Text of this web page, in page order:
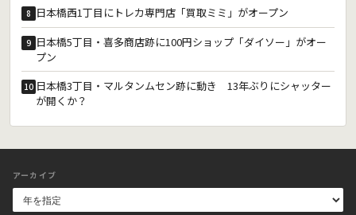
8 日本橋西1丁目にトレカ専門店「買取ミミ」がオープン
9 日本橋5丁目・喜多商店跡に100円ショップ「ダイソー」がオー
プン
10 日本橋3丁目・マルタンムセン跡に動き 13年ぶりにシャッター
が開くか？
アーカイブ